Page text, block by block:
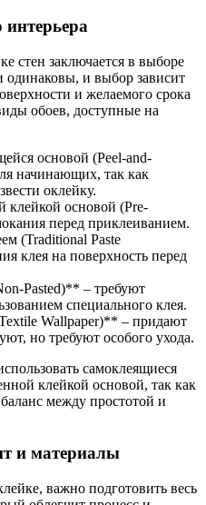
стен заключается в выборе
одинаковы, и выбор зависит
и желаемого срока
обоев, доступные на
основой (Peel-and-
начинающих, так как
оклейку.
клейкой основой (Pre-
перед приклеиванием.
(Traditional Paste
клея на поверхность перед
Pasted)** – требуют
специального клея.
Wallpaper)** – придают
но требуют особого ухода.
самоклеящиеся
клейкой основой, так как
между простотой и
и материалы
важно подготовить весь